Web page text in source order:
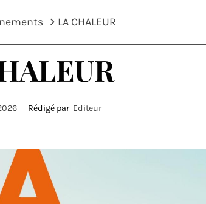
LA CHALEUR
Rédigé par Editeur